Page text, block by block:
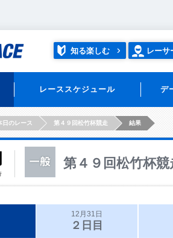
知る楽しむ レーサ
レーススケジュール デ
日のレース 第４９回松竹杯競走 結果
第４９回松竹杯競
12月31日
２日目